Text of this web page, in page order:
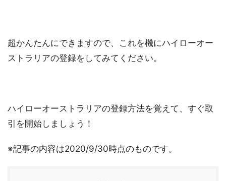
超かんたんにできますので、これを機にハイローオー
ストラリアの登録をしてみてください。
ハイローオーストラリアの登録方法を覚えて、すぐ取
引を開始しましょう！
※記事の内容は2020/9/30時点のものです。